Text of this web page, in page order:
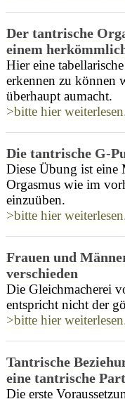
Der tantrische
einem
Hier eine
erkennen zu können
überhaupt aumacht.
>bitte hier
Die tantrische G-
Diese Übung ist eine
Orgasmus wie im
einzuüben.
>bitte hier
Frauen und
verschieden
Die Gleichmacherei
entspricht nicht der
>bitte hier
Tantrische
eine tantrische
Die erste